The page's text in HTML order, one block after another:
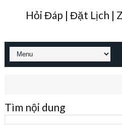
Hỏi Đáp | Đặt Lịch |
Tìm nội dung